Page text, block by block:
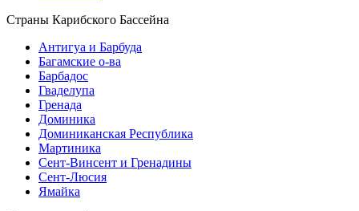
Страны Карибского Бассейна
Антигуа и Барбуда
Багамские о-ва
Барбадос
Гваделупа
Гренада
Доминика
Доминиканская Республика
Мартиника
Сент-Винсент и Гренадины
Сент-Люсия
Ямайка